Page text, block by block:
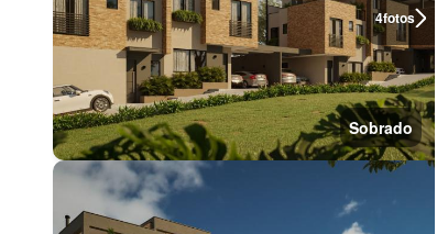
4fotos
Sobrado